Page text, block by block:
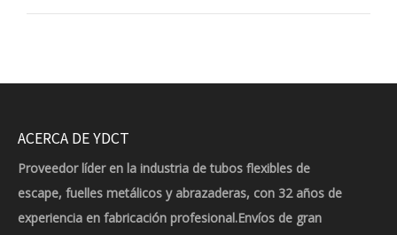
ACERCA DE YDCT
Proveedor líder en la industria de tubos flexibles de
escape, fuelles metálicos y abrazaderas, con 32 años de
experiencia en fabricación profesional.Envíos de gran